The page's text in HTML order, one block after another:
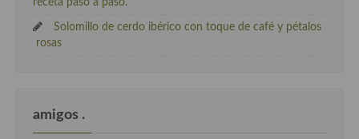
Solomillo de cerdo ibérico con toque de café y pétalos
rosas
amigos .